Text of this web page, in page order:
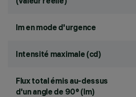
lm en mode d'urgence
Intensité maximale (cd)
Flux total émis au-dessus
d'un angle de 90° (lm)